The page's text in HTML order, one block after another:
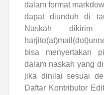
dalam format
dapat diunduh di
Naskah
bisa menyertakan
dalam naskah yang
jika dinilai sesuai
Daftar Kontributor